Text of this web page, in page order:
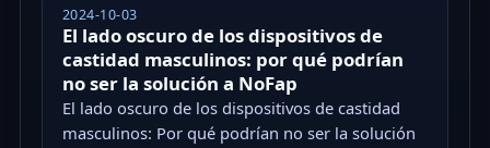
2024-10-03
El lado oscuro de los dispositivos de
castidad masculinos: por qué podrían
no ser la solución a NoFap
El lado oscuro de los dispositivos de castidad
masculinos: Por qué podrían no ser la solución